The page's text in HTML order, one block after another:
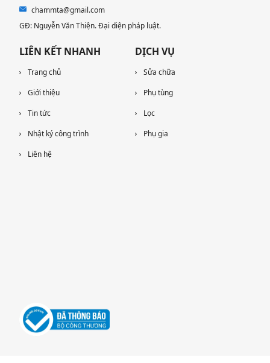
chammta@gmail.com
GĐ: Nguyễn Văn Thiện. Đại diện pháp luật.
LIÊN KẾT NHANH
Trang chủ
Giới thiệu
Tin tức
Nhật ký công trình
Liên hệ
DỊCH VỤ
Sửa chữa
Phụ tùng
Lọc
Phụ gia